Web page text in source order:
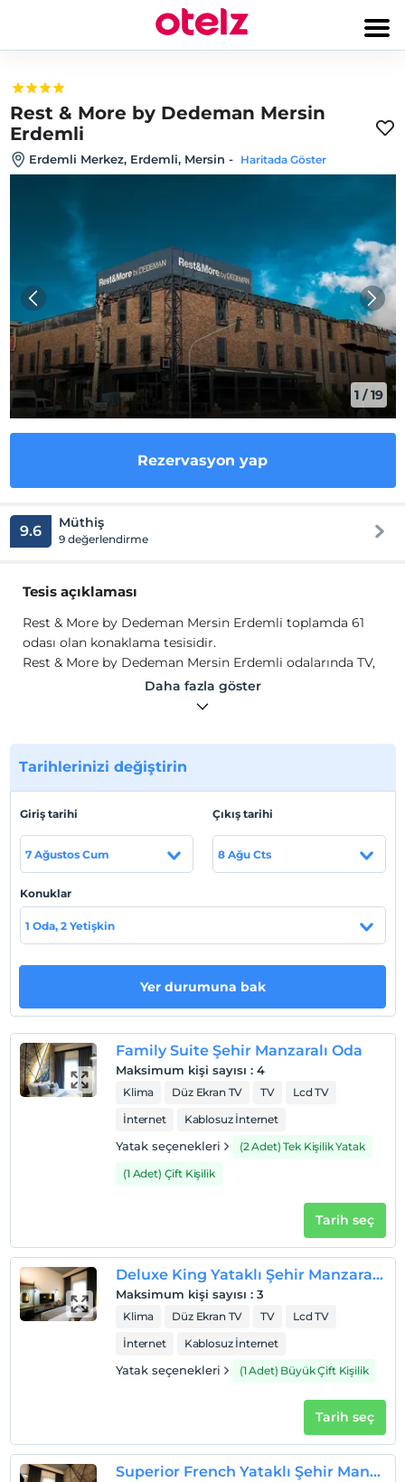
Rest & More by Dedeman Mersin
Erdemli
Erdemli Merkez, Erdemli, Mersin - Haritada Göster
1 /19
Rezervasyon yap
9.6 Müthiş
9 değerlendirme
Tesis açıklaması
Rest & More by Dedeman Mersin Erdemli toplamda 61
odası olan konaklama tesisidir.
Rest & More by Dedeman Mersin Erdemli odalarında TV,
Wi-Fi, klima, bazı odalarda oturma grubu, havlu, saç
kurutma makinesi ve buklet malzemeleri mevcuttur.
Tesis, Erdemli bölgesinde bulunmaktadır.
Sahil
Otele 700 metre uzaklıkta ücretsiz özel plaj hizmeti
Haritada Göster
Check/in
En erken saat 14:00 ve sonrası
Check/out
En geç saat 12:00 ve öncesi
Evcil hayvan barınabilir
Odalarda sigara içilmez
Her bir oda için 3 yaşına kadar 1 çocuk ücretsizdir
Daha fazla göster
Tarihlerinizi değiştirin
Giriş tarihi
7 Ağustos Cum
Çıkış tarihi
8 Ağu Cts
Konuklar
1 Oda, 2 Yetişkin
Yer durumuna bak
Family Suite Şehir Manzaralı Oda
Maksimum kişi sayısı : 4
Klima Düz Ekran TV TV
Lcd TV
İnternet
Kablosuz İnternet
Yatak seçenekleri
(2 Adet) Tek Kişilik Yatak
(1 Adet) Çift Kişilik
Tarih seç
Deluxe King Yataklı Şehir Manzaralı Oda
Maksimum kişi sayısı : 3
Klima Düz Ekran TV TV
Lcd TV
İnternet
Kablosuz İnternet
Yatak seçenekleri (1 Adet) Büyük Çift Kişilik
Tarih seç
Superior French Yataklı Şehir Manzaralı Oda